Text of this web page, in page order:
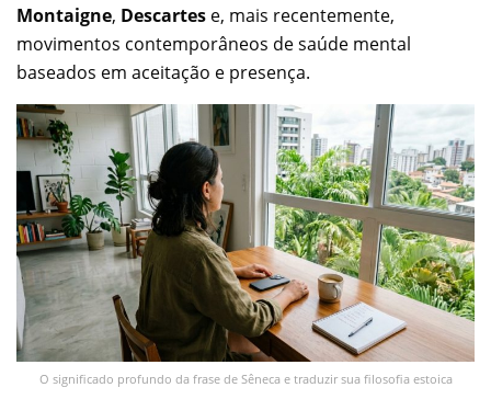
Montaigne, Descartes e, mais recentemente,
movimentos contemporâneos de saúde mental
baseados em aceitação e presença.
O significado profundo da frase de Sêneca e traduzir sua filosofia estoica